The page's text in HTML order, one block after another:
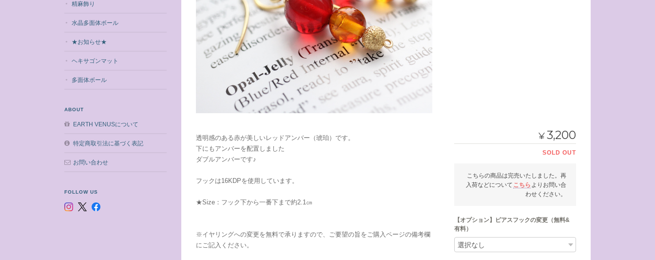
透明感のある赤が美しいレッドアンバー（琥珀）です。
下にもアンバーを配置しました
ダブルアンバーです♪
フックは16KDPを使用しています。
★Size：フック下から一番下まで約2.1㎝
※イヤリングへの変更を無料で承りますので、ご要望の旨をご購入ページの備考欄
にご記入ください。
¥3,200
SOLD OUT
こちらの商品は完売いたしました。再
入荷などについて こちら よりお問い合
わせください。
【オプション】ピアスフックの変更（無料&
有料）
精麻飾り
水晶多面体ボール
★お知らせ★
ヘキサゴンマット
多面体ボール
ABOUT
EARTH VENUSについて
特定商取引法に基づく表記
お問い合わせ
FOLLOW US